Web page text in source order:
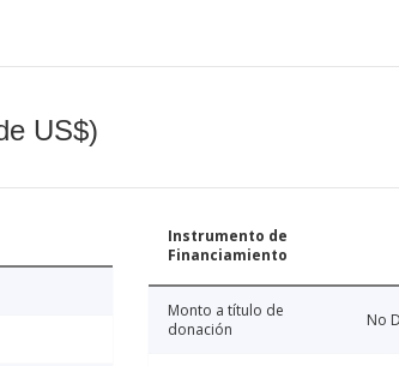
US$)
Instrumento de
Financiamiento
Monto a título de
donación
No